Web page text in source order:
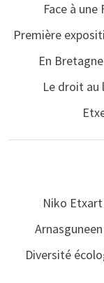
Face à
Première
En
Le droit au
Niko
Diversité